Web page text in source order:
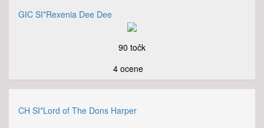
GIC SI*Rexenia Dee Dee
90 točk
4 ocene
CH SI*Lord of The Dons Harper